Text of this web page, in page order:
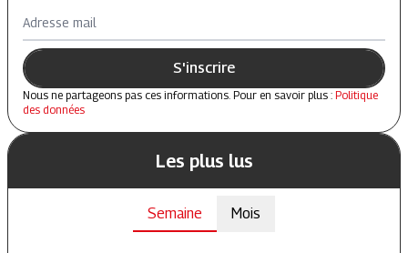
Adresse mail
S'inscrire
Nous ne partageons pas ces informations. Pour en savoir plus : Politique
des données
Les plus lus
Semaine Mois